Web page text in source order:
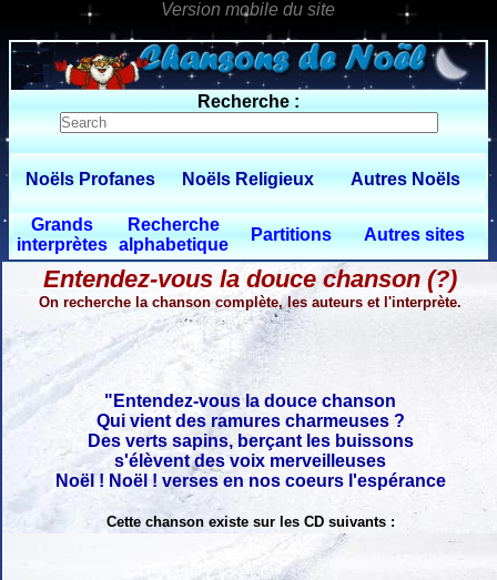
0 $limitbot 1 $limittot 2
Recherche :
Noëls Profanes Noëls Religieux Autres Noëls
Grands
interprètes
Recherche
alphabetique
Partitions Autres sites
Entendez-vous la douce chanson (?)
On recherche la chanson complète, les auteurs et l'interprète.
"Entendez-vous la douce chanson
Qui vient des ramures charmeuses ?
Des verts sapins, berçant les buissons
s'élèvent des voix merveilleuses
Noël ! Noël ! verses en nos coeurs l'espérance
Cette chanson existe sur les CD suivants :